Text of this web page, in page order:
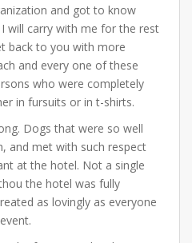
and got to know
will carry with me for the rest
back to you with more
and every one of these
who were completely
in fursuits or in t-shirts.
Dogs that were so well
and met with such respect
at the hotel. Not a single
the hotel was fully
as lovingly as everyone